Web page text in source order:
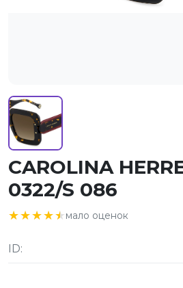
CAROLINA
0322/S 086
★★★★★
★★★★★мало оценок
ID: